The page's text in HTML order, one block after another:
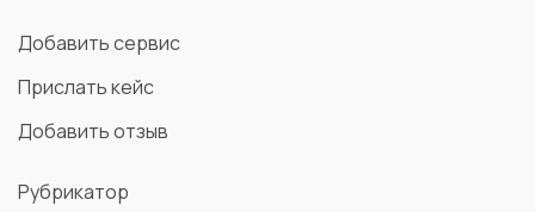
Добавить сервис
Прислать кейс
Добавить отзыв
Рубрикатор